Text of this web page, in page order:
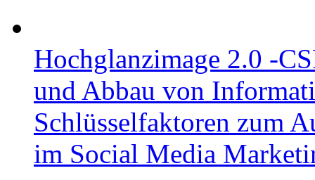
Hochglanzimage 2.0 -
und Abbau von
Schlüsselfaktoren zum
im Social Media